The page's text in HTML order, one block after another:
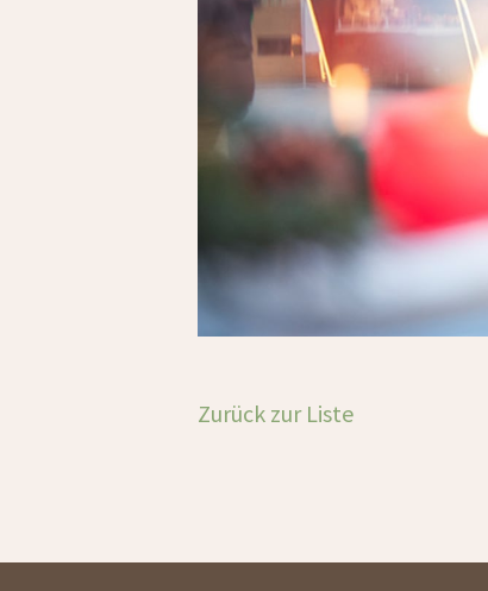
Zurück zur Liste